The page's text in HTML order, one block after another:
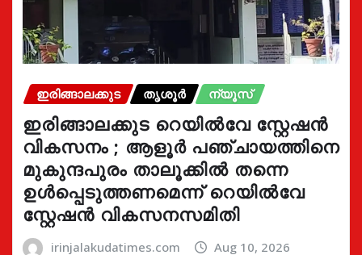
ഇരിങ്ങാലക്കുട തൃശൂർ ന്യൂസ്
ഇരിങ്ങാലക്കുട റെയിൽവേ സ്റ്റേഷൻ
വികസനം ; ആളൂർ പഞ്ചായത്തിനെ
മുകുന്ദപുരം താലൂക്കിൽ തന്നെ
ഉൾപ്പെടുത്തണമെന്ന് റെയിൽവേ
സ്റ്റേഷൻ വികസനസമിതി
irinjalakudatimes.com Aug 10, 2026